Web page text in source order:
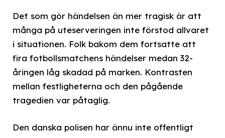
Det som gör händelsen än mer tragisk är att
många på uteserveringen inte förstod allvaret
i situationen. Folk bakom dem fortsatte att
fira fotbollsmatchens händelser medan 32-
åringen låg skadad på marken. Kontrasten
mellan festligheterna och den pågående
tragedien var påtaglig.
Den danska polisen har ännu inte offentligt